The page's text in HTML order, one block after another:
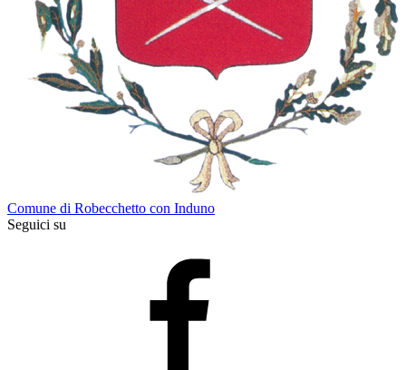
Comune di Robecchetto con Induno
Seguici su